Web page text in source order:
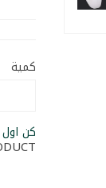
كمية
كن